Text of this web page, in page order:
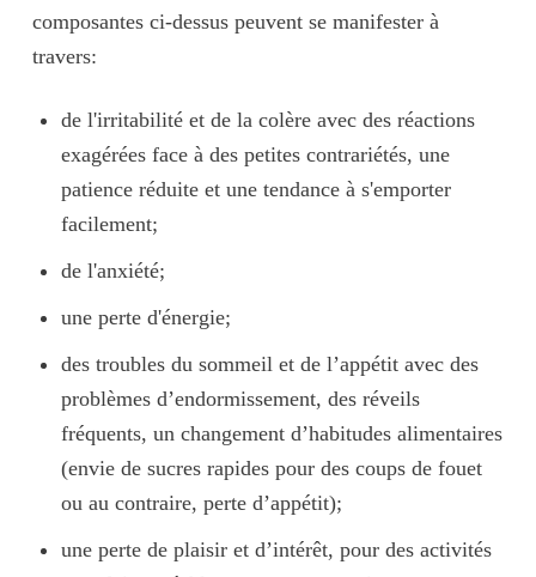
composantes ci-dessus peuvent se manifester à
travers:
de l'irritabilité et de la colère avec des réactions
exagérées face à des petites contrariétés, une
patience réduite et une tendance à s'emporter
facilement;
de l'anxiété;
une perte d'énergie;
des troubles du sommeil et de l’appétit avec des
problèmes d’endormissement, des réveils
fréquents, un changement d’habitudes alimentaires
(envie de sucres rapides pour des coups de fouet
ou au contraire, perte d’appétit);
une perte de plaisir et d’intérêt, pour des activités